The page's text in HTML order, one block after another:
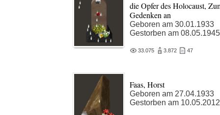
die Opfer des Holocaust,
Gedenken an
Geboren am 30.01.1933
Gestorben am 08.05.1945
33.075 3.872 47
Faas, Horst
Geboren am 27.04.1933
Gestorben am 10.05.2012